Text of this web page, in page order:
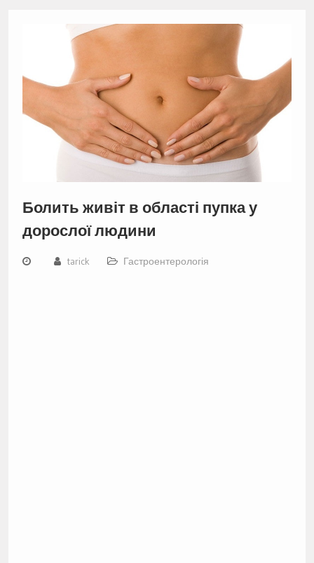
Болить живіт в області пупка у
дорослої людини
tarick Гастроентерологія